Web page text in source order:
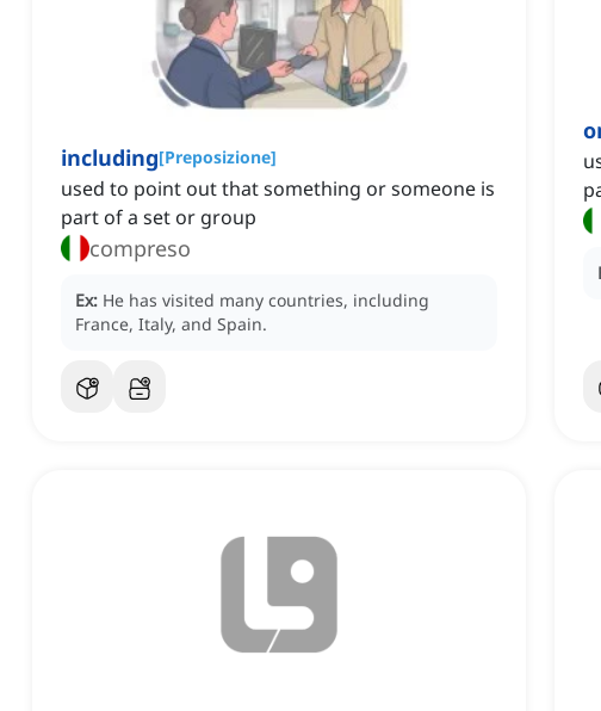
including[Preposizione]
used to point out that something or someone is
part of a set or group
compreso
Ex: He has visited many countries, including
France, Italy, and Spain.